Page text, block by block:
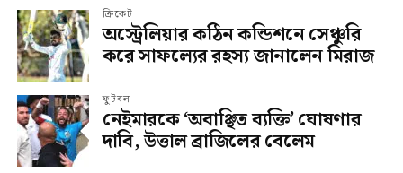
ক্রিকেট
অস্ট্রেলিয়ার কঠিন কন্ডিশনে সেঞ্চুরি
করে সাফল্যের রহস্য জানালেন মিরাজ
ফুটবল
নেইমারকে ‘অবাঞ্ছিত ব্যক্তি’ ঘোষণার
দাবি, উত্তাল ব্রাজিলের বেলেম